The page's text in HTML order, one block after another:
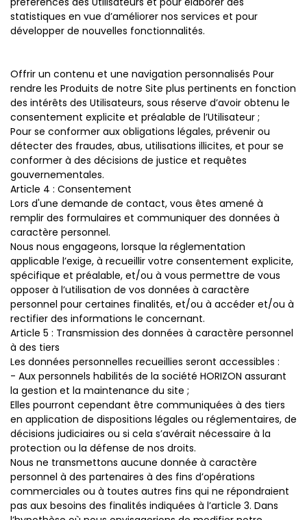
statistiques en vue d’améliorer nos services et pour
développer de nouvelles fonctionnalités.
Offrir un contenu et une navigation personnalisés Pour
rendre les Produits de notre Site plus pertinents en fonction
des intérêts des Utilisateurs, sous réserve d’avoir obtenu le
consentement explicite et préalable de l’Utilisateur ;
Pour se conformer aux obligations légales, prévenir ou
détecter des fraudes, abus, utilisations illicites, et pour se
conformer à des décisions de justice et requêtes
gouvernementales.
Article 4 : Consentement
Lors d'une demande de contact, vous êtes amené à
remplir des formulaires et communiquer des données à
caractère personnel.
Nous nous engageons, lorsque la réglementation
applicable l’exige, à recueillir votre consentement explicite,
spécifique et préalable, et/ou à vous permettre de vous
opposer à l’utilisation de vos données à caractère
personnel pour certaines finalités, et/ou à accéder et/ou à
rectifier des informations le concernant.
Article 5 : Transmission des données à caractère personnel
à des tiers
Les données personnelles recueillies seront accessibles :
- Aux personnels habilités de la société HORIZON assurant
la gestion et la maintenance du site ;
Elles pourront cependant être communiquées à des tiers
en application de dispositions légales ou réglementaires, de
décisions judiciaires ou si cela s’avérait nécessaire à la
protection ou la défense de nos droits.
Nous ne transmettons aucune donnée à caractère
personnel à des partenaires à des fins d’opérations
commerciales ou à toutes autres fins qui ne répondraient
pas aux besoins des finalités indiquées à l’article 3. Dans